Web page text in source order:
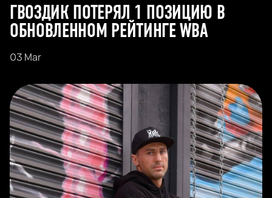
ГВОЗДИК ПОТЕРЯЛ 1 ПОЗИЦИЮ В
ОБНОВЛЕННОМ РЕЙТИНГЕ WBA
03 Mar